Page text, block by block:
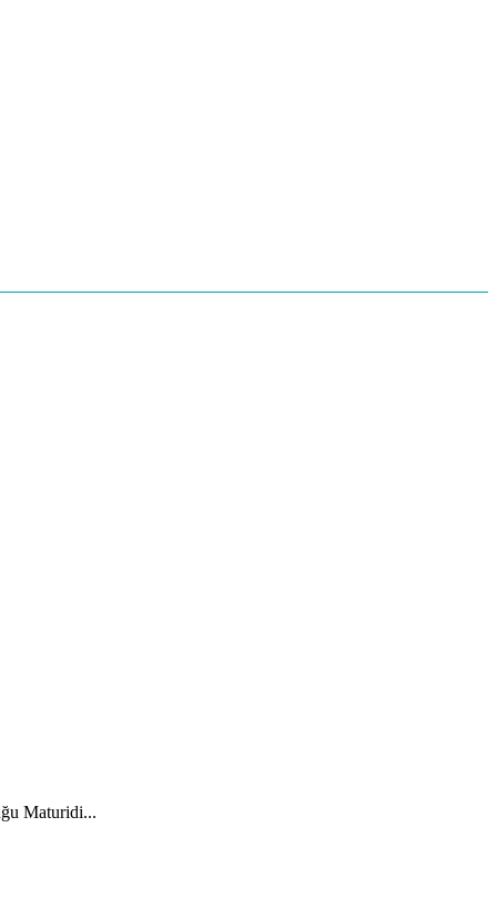
Maturidi...